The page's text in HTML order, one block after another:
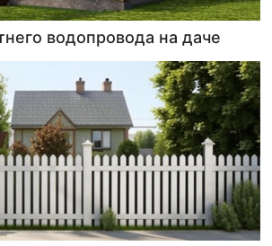
водопровода на даче